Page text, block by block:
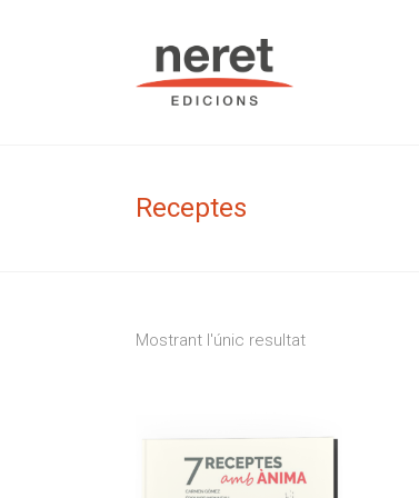
Receptes
Mostrant l'únic resultat